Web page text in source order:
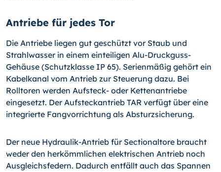
Antriebe für jedes Tor
Die Antriebe liegen gut geschützt vor Staub und
Strahlwasser in einem einteiligen Alu-Druckguss-
Gehäuse (Schutzklasse IP 65). Serienmäßig gehört ein
Kabelkanal vom Antrieb zur Steuerung dazu. Bei
Rolltoren werden Aufsteck- oder Kettenantriebe
eingesetzt. Der Aufsteckantrieb TAR verfügt über eine
integrierte Fangvorrichtung als Absturzsicherung.
Der neue Hydraulik-Antrieb für Sectionaltore braucht
weder den herkömmlichen elektrischen Antrieb noch
Ausgleichsfedern. Dadurch entfällt auch das Spannen